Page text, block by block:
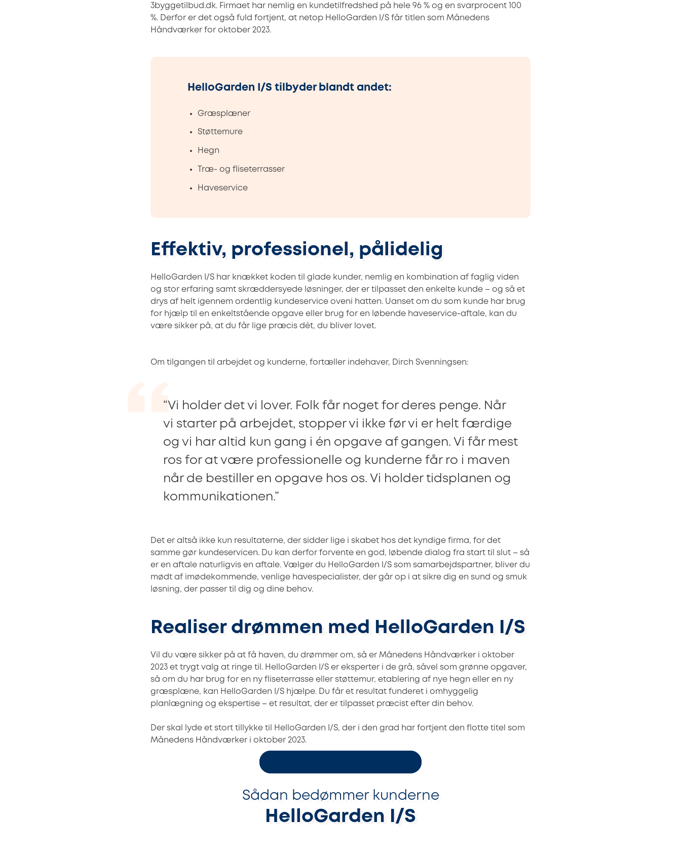
3byggetilbud.dk. Firmaet har nemlig en kundetilfredshed på hele 96 % og en svarprocent 100
%. Derfor er det også fuld fortjent, at netop HelloGarden I/S får titlen som Månedens
Håndværker for oktober 2023.
HelloGarden I/S tilbyder blandt andet:
Græsplæner
Støttemure
Hegn
Træ- og fliseterrasser
Haveservice
Effektiv, professionel, pålidelig
HelloGarden I/S har knækket koden til glade kunder, nemlig en kombination af faglig viden
og stor erfaring samt skræddersyede løsninger, der er tilpasset den enkelte kunde – og så et
drys af helt igennem ordentlig kundeservice oveni hatten. Uanset om du som kunde har brug
for hjælp til en enkeltstående opgave eller brug for en løbende haveservice-aftale, kan du
være sikker på, at du får lige præcis dét, du bliver lovet.
Om tilgangen til arbejdet og kunderne, fortæller indehaver, Dirch Svenningsen:
“Vi holder det vi lover. Folk får noget for deres penge. Når
vi starter på arbejdet, stopper vi ikke før vi er helt færdige
og vi har altid kun gang i én opgave af gangen. Vi får mest
ros for at være professionelle og kunderne får ro i maven
når de bestiller en opgave hos os. Vi holder tidsplanen og
kommunikationen.”
Det er altså ikke kun resultaterne, der sidder lige i skabet hos det kyndige firma, for det
samme gør kundeservicen. Du kan derfor forvente en god, løbende dialog fra start til slut – så
er en aftale naturligvis en aftale. Vælger du HelloGarden I/S som samarbejdspartner, bliver du
mødt af imødekommende, venlige havespecialister, der går op i at sikre dig en sund og smuk
løsning, der passer til dig og dine behov.
Realiser drømmen med HelloGarden I/S
Vil du være sikker på at få haven, du drømmer om, så er Månedens Håndværker i oktober
2023 et trygt valg at ringe til. HelloGarden I/S er eksperter i de grå, såvel som grønne opgaver,
så om du har brug for en ny fliseterrasse eller støttemur, etablering af nye hegn eller en ny
græsplæne, kan HelloGarden I/S hjælpe. Du får et resultat funderet i omhyggelig
planlægning og ekspertise – et resultat, der er tilpasset præcist efter din behov.
Der skal lyde et stort tillykke til HelloGarden I/S, der i den grad har fortjent den flotte titel som
Månedens Håndværker i oktober 2023.
Sådan bedømmer kunderne
HelloGarden I/S